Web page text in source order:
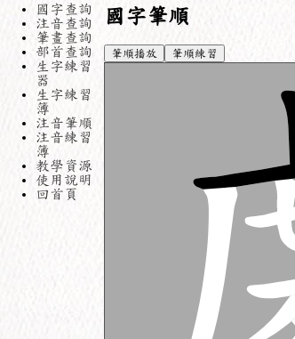
國字查詢
注音查詢
筆畫查詢
部首查詢
生字練習
器
生字練習
簿
注音筆順
注音練習
簿
教學資源
使用說明
回首頁
國字筆順
筆順播放 筆順練習